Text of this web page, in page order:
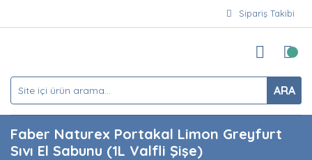
Sipariş Takibi
ARA
Faber Naturex Portakal Limon Greyfurt
Sıvı El Sabunu (1L Valfli Şişe)